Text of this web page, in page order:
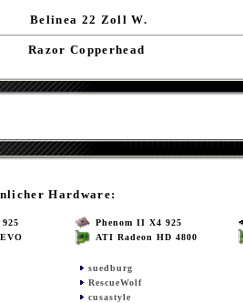
Belinea 22 Zoll W.
Razor Copperhead
Hardware:
Phenom II X4 925
ATI Radeon HD 4800
suedburg
RescueWolf
cusastyle